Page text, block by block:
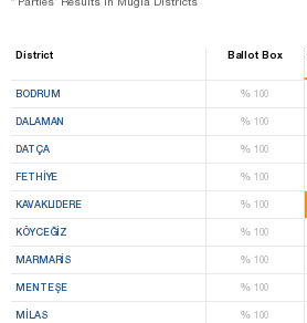
District Ballot Box
BODRUM %100
DALAMAN %100
DATÇA %100
FETHİYE %100
KAVAKLIDERE %100
KÖYCEĞİZ %100
MARMARİS %100
MENTEŞE %100
MİLAS %100